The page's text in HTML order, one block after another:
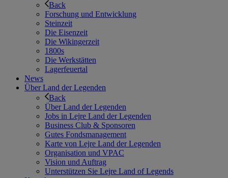
Back
Forschung und Entwicklung
Steinzeit
Die Eisenzeit
Die Wikingerzeit
1800s
Die Werkstätten
Lagerfeuertal
News
Über Land der Legenden
Back
Über Land der Legenden
Jobs in Lejre Land der Legenden
Business Club & Sponsoren
Gutes Fondsmanagement
Karte von Lejre Land der Legenden
Organisation und VPAC
Vision und Auftrag
Unterstützen Sie Lejre Land of Legends